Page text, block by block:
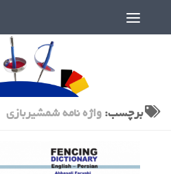
برچسب:واژه نامه شمشیربازی